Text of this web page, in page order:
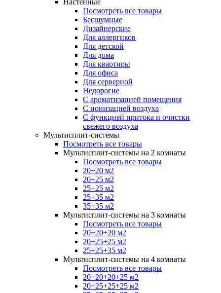
Настенные
Посмотреть все товары
Бесшумные
Дизайнерские
Для аллергиков
Для детской
Для дома
Для квартиры
Для офиса
Для серверной
Недорогие
С ароматизацией помещения
С ионизацией воздуха
С функцией притока и очистки
свежего воздуха
Мультисплит-системы
Посмотреть все товары
Мультисплит-системы на 2 комнаты
Посмотреть все товары
20+20 м2
20+25 м2
25+25 м2
25+35 м2
35+35 м2
Мультисплит-системы на 3 комнаты
Посмотреть все товары
20+20+20 м2
20+25+25 м2
25+25+35 м2
Мультисплит-системы на 4 комнаты
Посмотреть все товары
20+20+20+25 м2
20+25+25+25 м2